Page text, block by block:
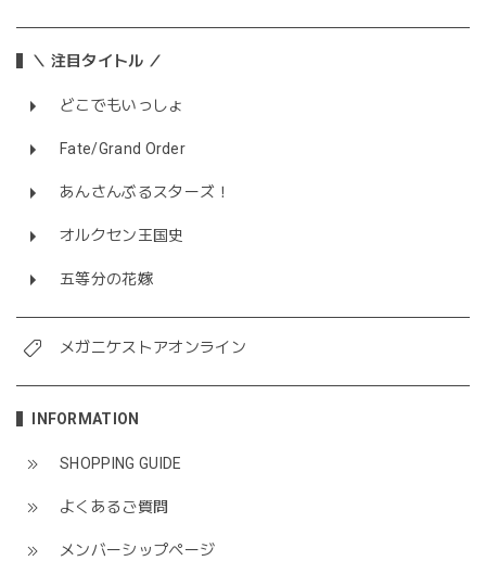
＼ 注目タイトル ／
どこでもいっしょ
Fate/Grand Order
あんさんぶるスターズ！
オルクセン王国史
五等分の花嫁
メガニケストアオンライン
INFORMATION
SHOPPING GUIDE
よくあるご質問
メンバーシップページ